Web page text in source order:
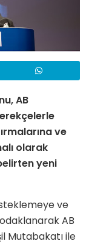
AB
ve
olarak
yeni
ve
AB
Mutabakatı ile